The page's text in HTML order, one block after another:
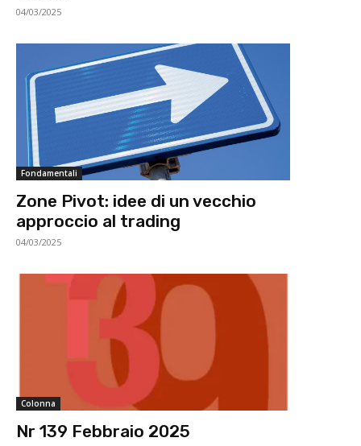
04/03/2025
Fondamentali
Zone Pivot: idee di un vecchio
approccio al trading
04/03/2025
Colonna
Nr 139 Febbraio 2025